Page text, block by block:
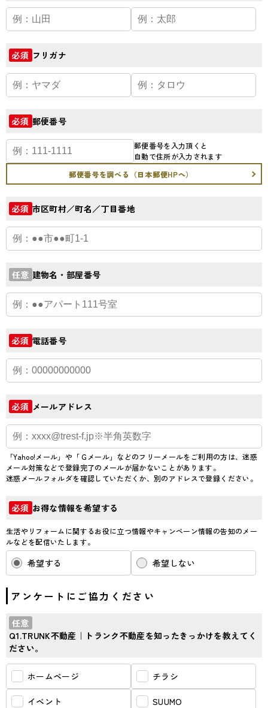
必須 フリガナ
必須 郵便番号
郵便番号を入力頂くと
自動で住所が入力されます
郵便番号を調べる（日本郵便HPへ）
必須 市区町村／町名／丁目番地
任意 建物名・部屋番号
必須 電話番号
必須 メールアドレス
「Yahoo!メール」や「Ｇメール」などのフリーメールをご利用の方は、迷惑
メール対策などで登録完了のメールが届かないことがあります。
迷惑メールフォルダを確認していただくか、別のアドレスで登録ください。
必須 お得な情報を希望する
生活やリフォームに関するお役に立つ情報やキャンペーン情報の告知のメー
ルなどを配信いたします。
希望する 希望しない
アンケートにご協力ください
任意
Q1.TRUNK不動産｜トランク不動産を知ったきっかけを教えてく
ださい。
ホームページ チラシ
イベント SUUMO